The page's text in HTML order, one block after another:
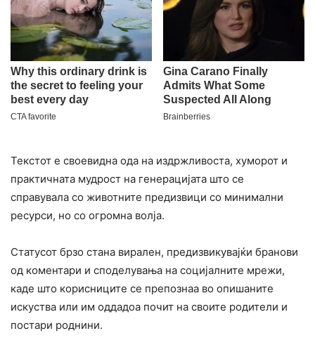
Текстот е своевидна ода на издржливоста, хуморот и
практичната мудрост на генерацијата што се
справувала со животните предизвици со минимални
ресурси, но со огромна волја.
Статусот брзо стана вирален, предизвикувајќи бранови
од коментари и споделувања на социјалните мрежи,
каде што корисниците се препознаа во опишаните
искуства или им оддадоа почит на своите родители и
постари роднини.